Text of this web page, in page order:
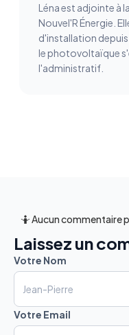
Léna est adjointe à
Nouvel'R Énergie.
d'installation depuis
le photovoltaïque
l'administratif.
🤷 Aucun commentaire
Laissez un
Votre Nom
Votre Email